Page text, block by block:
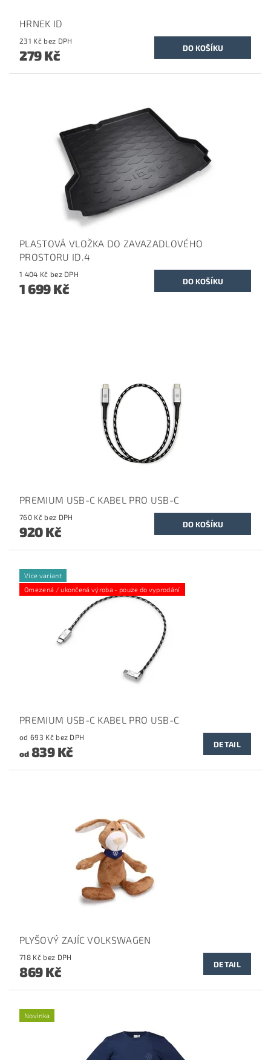
HRNEK ID
231 Kč bez DPH
279 Kč
PLASTOVÁ VLOŽKA DO ZAVAZADLOVÉHO
PROSTORU ID.4
1 404 Kč bez DPH
1 699 Kč
PREMIUM USB-C KABEL PRO USB-C
760 Kč bez DPH
920 Kč
Více variant
Omezená / ukončená výroba - pouze do vyprodání
PREMIUM USB-C KABEL PRO USB-C
od 693 Kč bez DPH
od839 Kč DETAIL
PLYŠOVÝ ZAJÍC VOLKSWAGEN
718 Kč bez DPH
869 Kč DETAIL
Novinka